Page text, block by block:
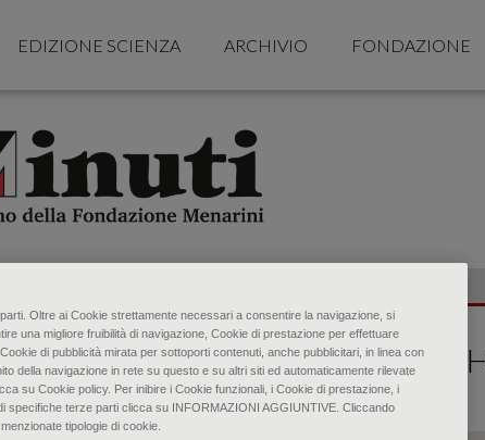
EDIZIONE SCIENZA ARCHIVIO FONDAZIONE
Oltre ai Cookie strettamente necessari a consentire la navigazione, si
una migliore fruibilità di navigazione, Cookie di prestazione per effettuare
di pubblicità mirata per sottoporti contenuti, anche pubblicitari, in linea con
della navigazione in rete su questo e su altri siti ed automaticamente rilevate
su Cookie policy. Per inibire i Cookie funzionali, i Cookie di prestazione, i
specifiche terze parti clicca su INFORMAZIONI AGGIUNTIVE. Cliccando
tipologie di cookie.